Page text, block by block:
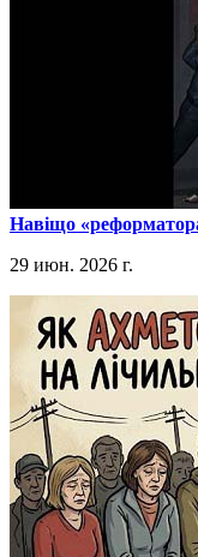
​Навіщо
29 июн. 2026 г.